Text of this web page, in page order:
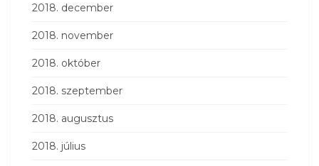
2018. december
2018. november
2018. október
2018. szeptember
2018. augusztus
2018. július